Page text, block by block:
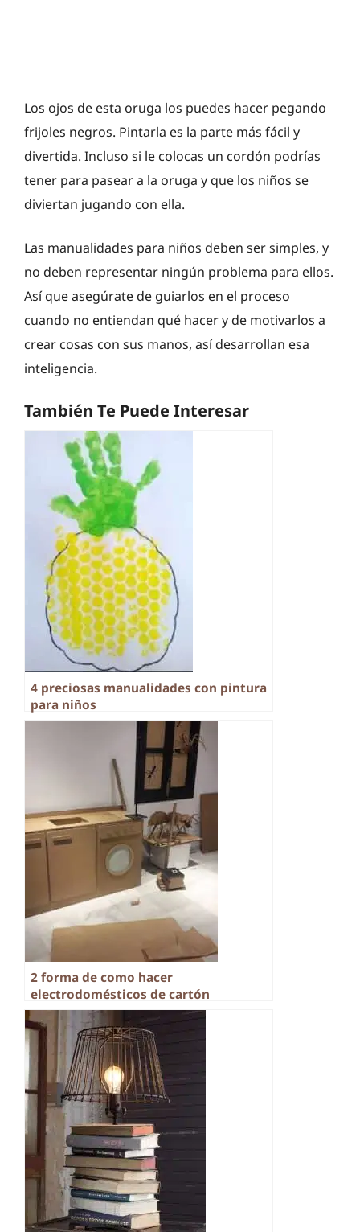
Los ojos de esta oruga los puedes hacer pegando
frijoles negros. Pintarla es la parte más fácil y
divertida. Incluso si le colocas un cordón podrías
tener para pasear a la oruga y que los niños se
diviertan jugando con ella.
Las manualidades para niños deben ser simples, y
no deben representar ningún problema para ellos.
Así que asegúrate de guiarlos en el proceso
cuando no entiendan qué hacer y de motivarlos a
crear cosas con sus manos, así desarrollan esa
inteligencia.
También Te Puede Interesar
4 preciosas manualidades con pintura
para niños
2 forma de como hacer
electrodomésticos de cartón